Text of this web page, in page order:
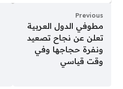
Previous
مطوفي الدول العربية
تعلن عن نجاح تصعيد
ونفرة حجاجها وفي
وقت قياسي